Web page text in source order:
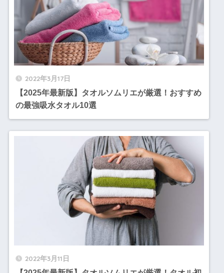
2022年3月17日
【2025年最新版】タオルソムリエが厳選！おすすめ
の最強吸水タオル10選
2022年3月11日